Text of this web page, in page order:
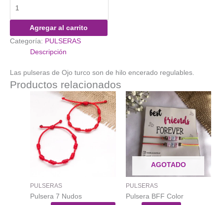
Simple
cantidad
Agregar al carrito
Categoría: PULSERAS
Descripción
Las pulseras de Ojo turco son de hilo encerado regulables.
Productos relacionados
PULSERAS
Pulsera 7 Nudos
AGOTADO
PULSERAS
Pulsera BFF Color